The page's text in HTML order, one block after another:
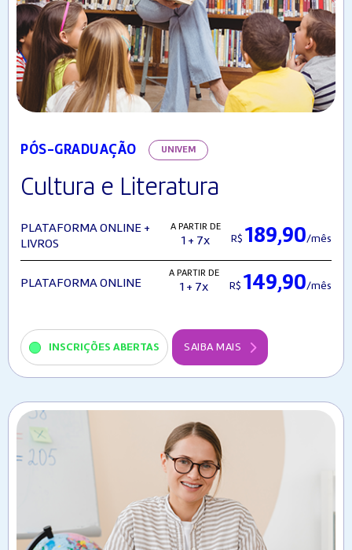
PÓS-GRADUAÇÃO UNIVEM
Cultura e Literatura
PLATAFORMA ONLINE +
LIVROS
A PARTIR DE
1 + 7x R$ 189,90/mês
PLATAFORMA ONLINE
A PARTIR DE
1 + 7x R$ 149,90/mês
INSCRIÇÕES ABERTAS SAIBA MAIS